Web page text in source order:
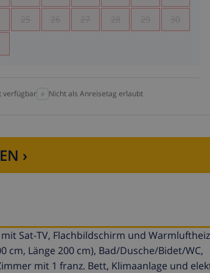
25 26 27 28 29 30
verfügbar Nicht als Anreisetag erlaubt
›
Sat-TV, Flachbildschirm und
cm, Länge 200 cm), Bad/Dusche/Bidet/WC,
mit 1 franz. Bett, Klimaanlage und